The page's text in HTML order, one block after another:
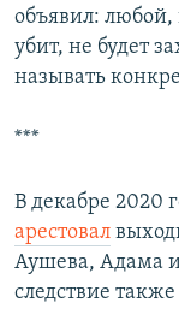
объявил: любой,
убит, не будет
называть
***
В декабре 2020
арестовал
Аушева, Адама
следствие